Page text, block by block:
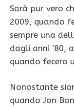
Sarà pur vero
2009, quando
sempre una
dagli anni ’80,
quando fecero
Nonostante
quando Jon